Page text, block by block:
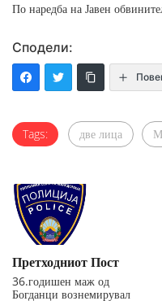
По наредба на Јавен
Сподели:
Tags: две лица
Претходниот Пост
36.годишен маж од
Богданци вознемирувал